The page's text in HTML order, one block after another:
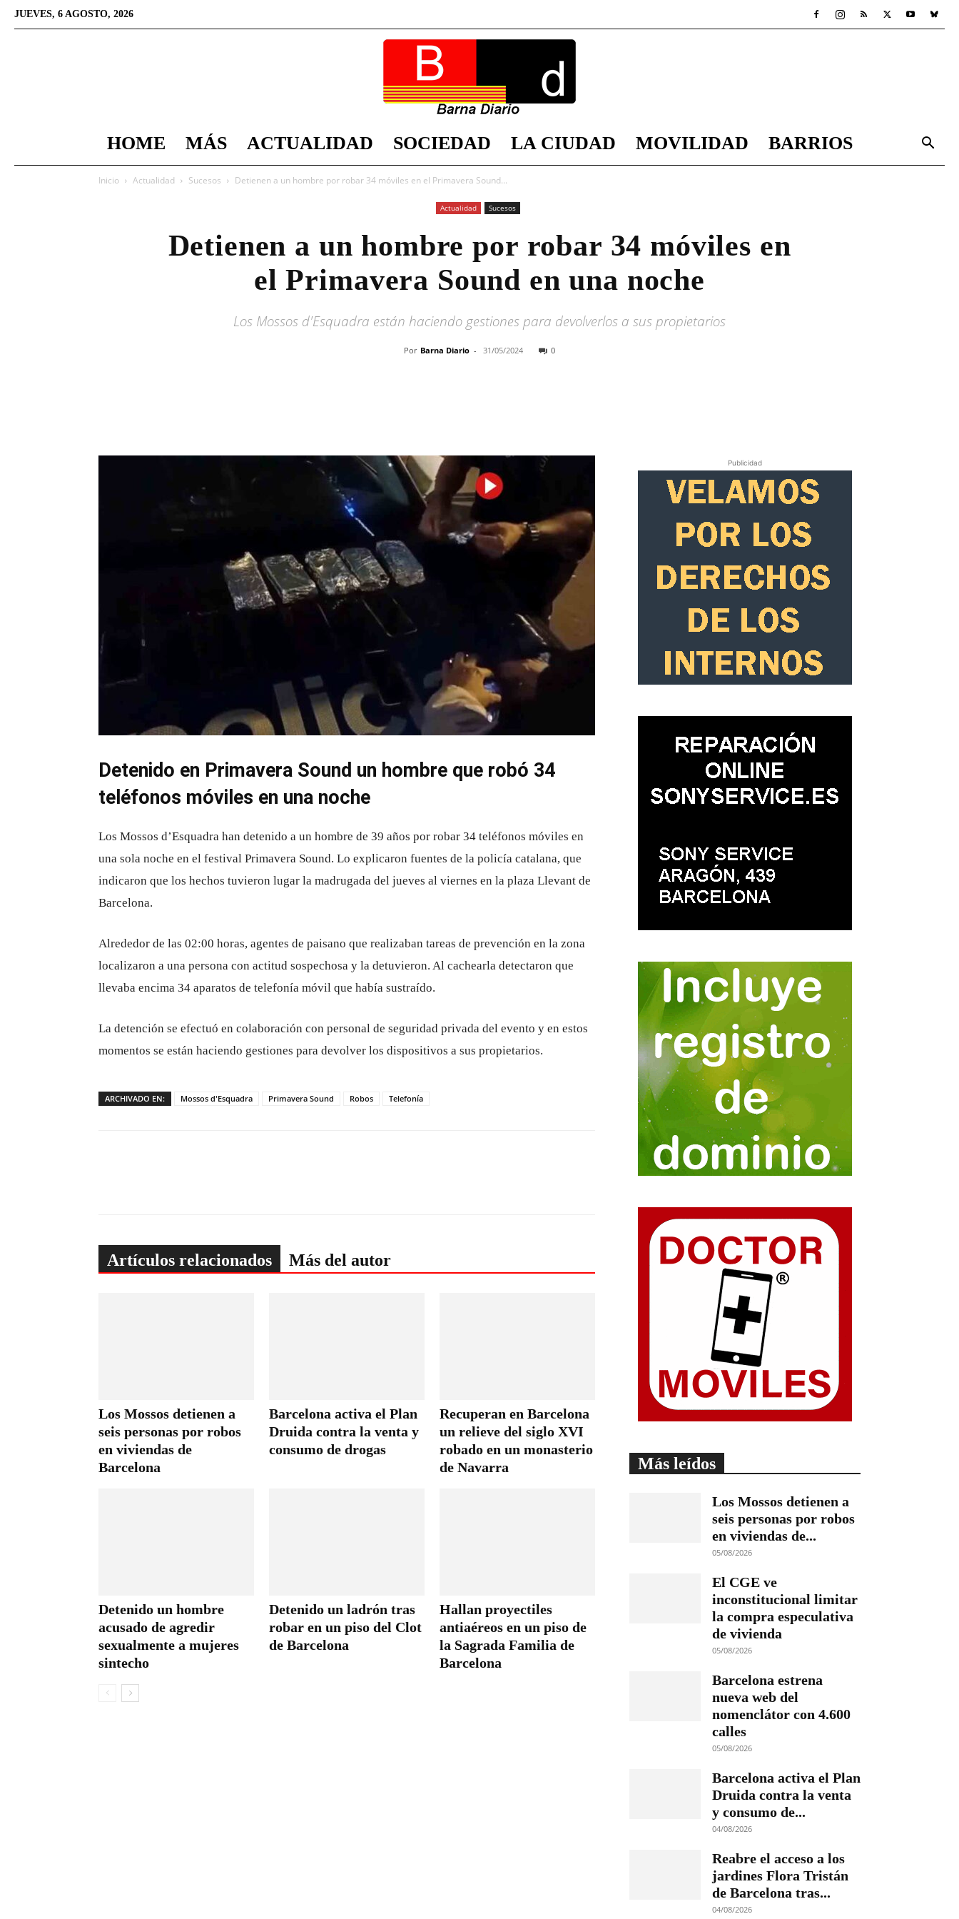
JUEVES, 6 AGOSTO, 2026
Diario
HOME MÁS ACTUALIDAD SOCIEDAD LA CIUDAD MOVILIDAD BARRIOS
Inicio Actualidad Sucesos Detienen a un hombre por robar 34 móviles en el Primavera Sound...
Actualidad Sucesos
Detienen a un hombre por robar 34 móviles en
el Primavera Sound en una noche
Los Mossos d'Esquadra están haciendo gestiones para devolverlos a sus propietarios
Por Barna Diario - 31/05/2024 0
Detenido en Primavera Sound un hombre que robó 34
teléfonos móviles en una noche
Los Mossos d’Esquadra han detenido a un hombre de 39 años por robar 34 teléfonos móviles en
una sola noche en el festival Primavera Sound. Lo explicaron fuentes de la policía catalana, que
indicaron que los hechos tuvieron lugar la madrugada del jueves al viernes en la plaza Llevant de
Barcelona.
Alrededor de las 02:00 horas, agentes de paisano que realizaban tareas de prevención en la zona
localizaron a una persona con actitud sospechosa y la detuvieron. Al cachearla detectaron que
llevaba encima 34 aparatos de telefonía móvil que había sustraído.
La detención se efectuó en colaboración con personal de seguridad privada del evento y en estos
momentos se están haciendo gestiones para devolver los dispositivos a sus propietarios.
ARCHIVADO EN: Mossos d'Esquadra Primavera Sound Robos Telefonía
Artículos relacionados Más del autor
Los Mossos detienen a
seis personas por robos
en viviendas de
Barcelona
Barcelona activa el Plan
Druida contra la venta y
consumo de drogas
Recuperan en Barcelona
un relieve del siglo XVI
robado en un monasterio
de Navarra
Detenido un hombre
acusado de agredir
sexualmente a mujeres
sintecho
Detenido un ladrón tras
robar en un piso del Clot
de Barcelona
Hallan proyectiles
antiaéreos en un piso de
la Sagrada Familia de
Barcelona
Publicidad
Más leídos
Los Mossos detienen a
seis personas por robos
en viviendas de...
05/08/2026
El CGE ve
inconstitucional limitar
la compra especulativa
de vivienda
05/08/2026
Barcelona estrena
nueva web del
nomenclátor con 4.600
calles
05/08/2026
Barcelona activa el Plan
Druida contra la venta
y consumo de...
04/08/2026
Reabre el acceso a los
jardines Flora Tristán
de Barcelona tras...
04/08/2026